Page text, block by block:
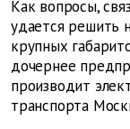
Как вопросы,
удается решить
крупных
дочернее
производит
транспорта